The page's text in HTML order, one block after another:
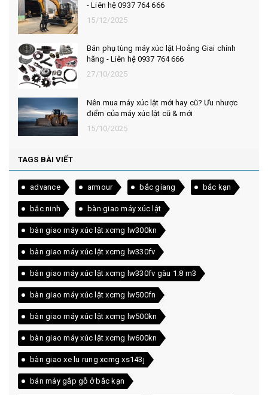
- Liên hệ 0937 764 666
15/12/2025
Bán phụ tùng máy xúc lật Hoằng Giai chính
hãng - Liên hệ 0937 764 666
27/10/2025
Nên mua máy xúc lật mới hay cũ? Ưu nhược
điểm của máy xúc lật cũ & mới
15/10/2025
TAGS BÀI VIẾT
advance armour bắc giang bắc kạn
bắc ninh bàn giao máy xúc lật
bàn giao máy xúc lật xcmg lw300kn
bàn giao máy xúc lật xcmg lw330fv
bàn giao máy xúc lật xcmg lw330fv gàu 1.8 m3
bàn giao máy xúc lật xcmg lw500fn
bàn giao máy xúc lật xcmg lw500kn
bàn giao máy xúc lật xcmg lw600kn
bàn giao xe lu rung xcmg xs143j
bán máy gắp gỗ ở bắc kạn